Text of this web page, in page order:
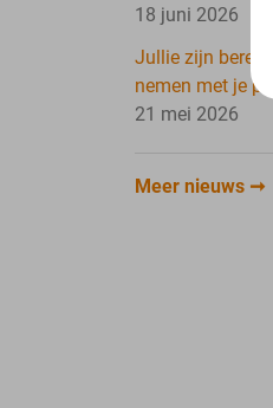
18 juni 2026
Jullie zijn
nemen met je
21 mei 2026
Meer nieuws